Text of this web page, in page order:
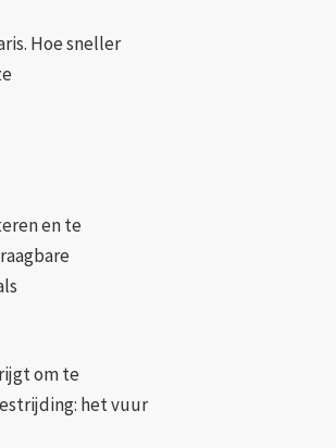
Hoe sneller
en te
om te
het vuur